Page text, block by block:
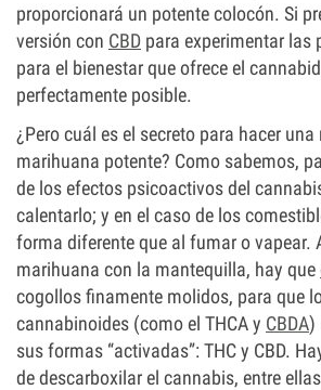
proporcionará un potente colocón. Si
versión con CBD para experimentar las
para el bienestar que ofrece el
perfectamente posible.
¿Pero cuál es el secreto para hacer
marihuana potente? Como sabemos,
de los efectos psicoactivos del
calentarlo; y en el caso de los
forma diferente que al fumar o vapear.
marihuana con la mantequilla, hay que
cogollos finamente molidos, para que
cannabinoides (como el THCA y CBDA)
sus formas “activadas”: THC y CBD.
de descarboxilar el cannabis, entre